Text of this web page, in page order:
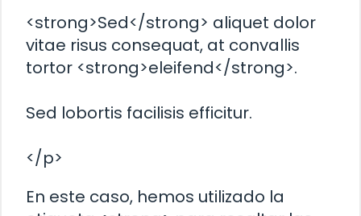
<strong>Sed</strong> aliquet dolor
vitae risus consequat, at convallis
tortor <strong>eleifend</strong>.
Sed lobortis facilisis efficitur.
</p>
En este caso, hemos utilizado la